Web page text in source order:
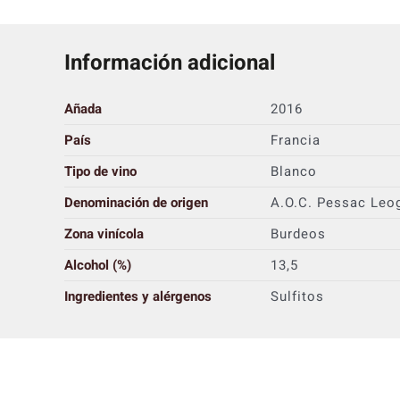
Información adicional
Añada
2016
País
Francia
Tipo de vino
Blanco
Denominación de origen
A.O.C. Pessac
Zona vinícola
Burdeos
Alcohol (%)
13,5
Ingredientes y alérgenos
Sulfitos